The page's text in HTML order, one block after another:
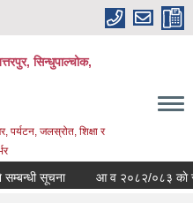
सिन्धुपाल्चोक,
पर्यटन, जलस्रोत, शिक्षा र
सूचना आ व २०८२/०८३ काे